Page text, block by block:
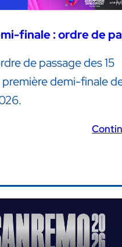
finale : ordre de
de passage des 15
première demi-finale